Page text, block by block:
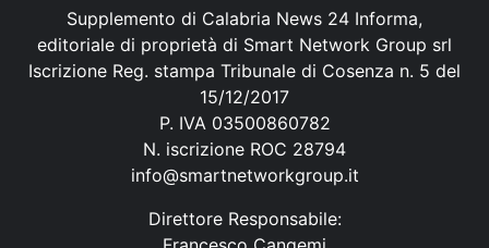
Supplemento di Calabria News 24 Informa,
editoriale di proprietà di Smart Network Group srl
Iscrizione Reg. stampa Tribunale di Cosenza n. 5 del
15/12/2017
P. IVA 03500860782
N. iscrizione ROC 28794
info@smartnetworkgroup.it
Direttore Responsabile: